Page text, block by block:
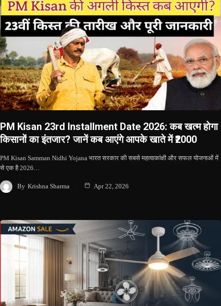
PM Kisan 23rd Installment Date 2026: कब खत्म होगा
किसानों का इंतजार? जानें कब आएंगे आपके खाते में ₹2000
PM Kisan Samman Nidhi Yojana भारत सरकार की सबसे महत्वाकांक्षी और सफल योजनाओं में
से एक है 2026…
By Krishna Sharma Apr 22, 2026